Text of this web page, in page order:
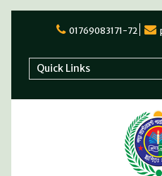
01769083171-72
Quick Links